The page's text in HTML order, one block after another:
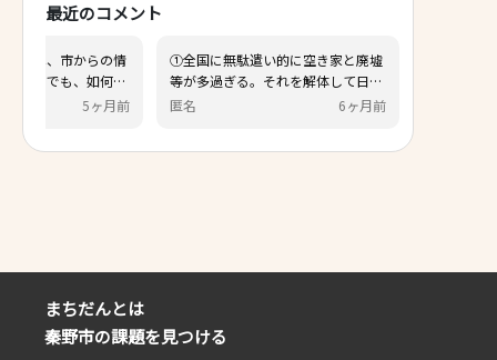
最近のコメント
いては、市からの情
データでも、如何に
けることができるか
う、働きかけをし
ていく予定です。
5ヶ月前
①全国に無駄遣い的に空き家と廃墟
等が多過ぎる。それを解体して日本
が綺麗になって欲しい。②自然破壊
匿名 6ヶ月前
まちだんとは
秦野市の課題を見つける